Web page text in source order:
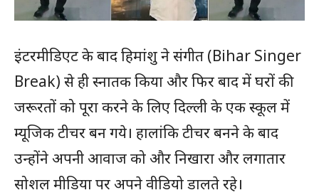
इंटरमीडिएट के बाद हिमांशु ने संगीत (Bihar Singer
Break) से ही स्नातक किया और फिर बाद में घरों की
जरूरतों को पूरा करने के लिए दिल्ली के एक स्कूल में
म्यूजिक टीचर बन गये। हालांकि टीचर बनने के बाद
उन्होंने अपनी आवाज को और निखारा और लगातार
सोशल मीडिया पर अपने वीडियो डालते रहे।